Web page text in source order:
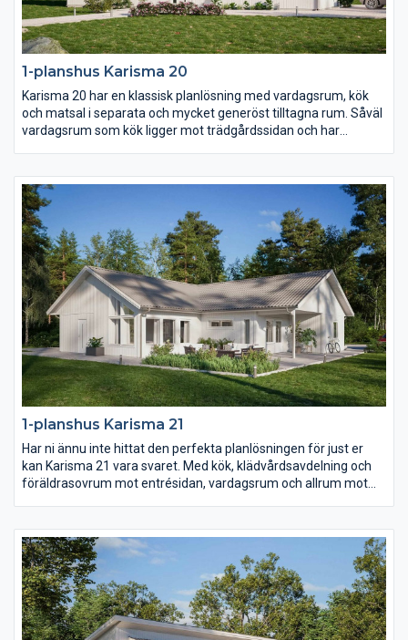
1-planshus Karisma 20
Karisma 20 har en klassisk planlösning med vardagsrum, kök
och matsal i separata och mycket generöst tilltagna rum. Såväl
vardagsrum som kök ligger mot trädgårdssidan och har
fån carport eller garage.
1-planshus Karisma 21
Har ni ännu inte hittat den perfekta planlösningen för just er
kan Karisma 21 vara svaret. Med kök, klädvårdsavdelning och
föräldrasovrum mot entrésidan, vardagsrum och allrum mot
ungdomssovrummen har dessutom ett eget gemensamt
badrum samt allrum.